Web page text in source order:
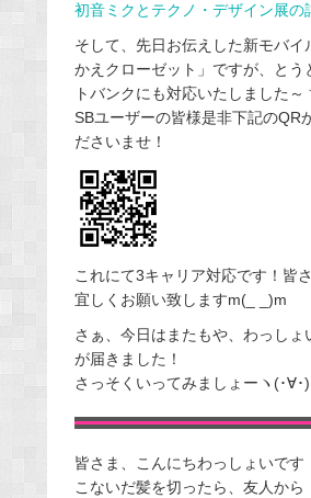
初音ミクとテクノ・デザイン展の
そして、先日お伝えした新モバイ
かえクローゼット」ですが、とう
トバンクにも対応いたしました～
SBユーザーの皆様是非下記のQR
ださいませ！
これにて3キャリア対応です！皆
宜しくお願い致しますm(_ _)m
さぁ、今日はまたもや、わっしょ
が届きました！
さっそくいってみましょーヽ(･∀･)
皆さま、こんにちわっしょいです
こないだ髪を切ったら、友人から